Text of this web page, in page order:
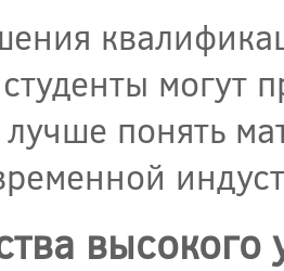
студенты
понять
высокого